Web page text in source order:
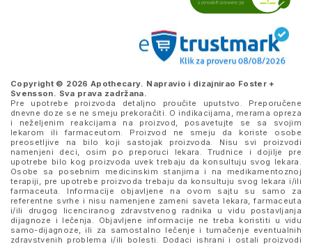
Copyright © 2026 Apothecary. Napravio i dizajnirao Foster +
Svensson. Sva prava zadržana.
Pre upotrebe proizvoda detaljno proučite uputstvo. Preporučene
dnevne doze se ne smeju prekoračiti. O indikacijama, merama opreza
i neželjenim reakcijama na proizvod, posavetujte se sa svojim
lekarom ili farmaceutom. Proizvod ne smeju da koriste osobe
preosetljive na bilo koji sastojak proizvoda. Nisu svi proizvodi
namenjeni deci, osim po preporuci lekara. Trudnice i dojilje pre
upotrebe bilo kog proizvoda uvek trebaju da konsultuju svog lekara.
Osobe sa posebnim medicinskim stanjima i na medikamentoznoj
terapiji, pre upotrebe proizvoda trebaju da konsultuju svog lekara i/ili
farmaceuta. Informacije objavljene na ovom sajtu su samo za
referentne svrhe i nisu namenjene zameni saveta lekara, farmaceuta
i/ili drugog licenciranog zdravstvenog radnika u vidu postavljanja
dijagnoze i lečenja. Objavljene informacije ne treba koristiti u vidu
samo-dijagnoze, ili za samostalno lečenje i tumačenje eventualnih
zdravstvenih problema i/ili bolesti. Dodaci ishrani i ostali proizvodi